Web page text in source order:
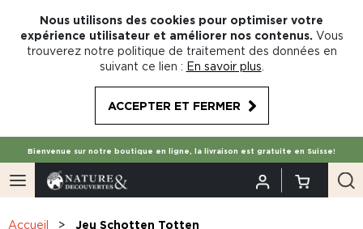
Nous utilisons des cookies pour optimiser votre
expérience utilisateur et améliorer nos contenus. Vous
trouverez notre politique de traitement des données en
suivant ce lien : En savoir plus
ACCEPTER ET FERMER
Bienvenue sur notre boutique en ligne, la livraison est gratuite en Suisse!
Accueil Jeu Schotten Totten